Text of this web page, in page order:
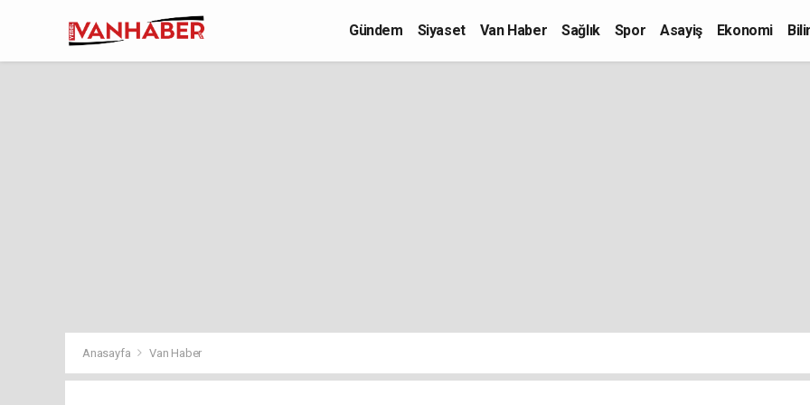
Gündem Siyaset Van Haber Sağlık Spor Asayiş Ekonomi
Anasayfa Van Haber